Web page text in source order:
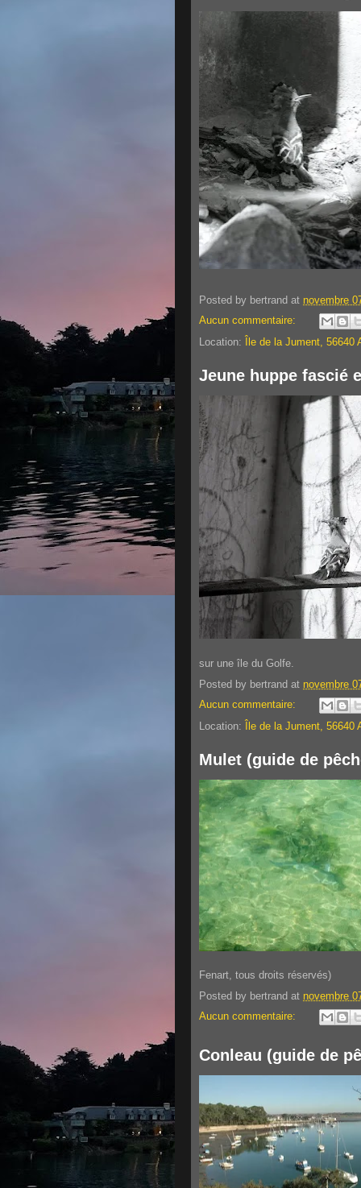
Posted by bertrand at novembre
Aucun commentaire:
Location:
Île de la Jument, 56640
Jeune huppe fascié
sur une île du Golfe.
Posted by bertrand at novembre
Aucun commentaire:
Location:
Île de la Jument, 56640
Mulet (guide de
Fenart, tous droits réservés)
Posted by bertrand at novembre
Aucun commentaire:
Conleau (guide de